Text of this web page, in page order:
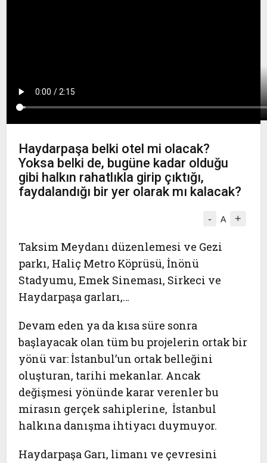
Haydarpaşa belki otel mi olacak?
Yoksa belki de, bugüne kadar olduğu
gibi halkın rahatlıkla girip çıktığı,
faydalandığı bir yer olarak mı kalacak?
- A +
Taksim Meydanı düzenlemesi ve Gezi
parkı, Haliç Metro Köprüsü, İnönü
Stadyumu, Emek Sineması, Sirkeci ve
Haydarpaşa garları,…
Devam eden ya da kısa süre sonra
başlayacak olan tüm bu projelerin ortak bir
yönü var: İstanbul’un ortak belleğini
oluşturan, tarihi mekanlar. Ancak
değişmesi yönünde karar verenler bu
mirasın gerçek sahiplerine, İstanbul
halkına danışma ihtiyacı duymuyor.
Haydarpaşa Garı, limanı ve çevresini